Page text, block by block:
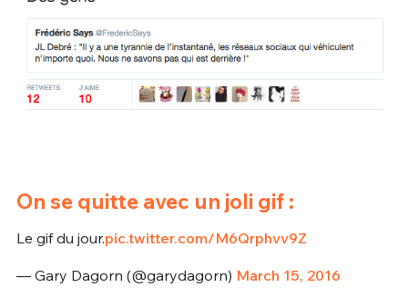
On se quitte avec un joli gif :
Le gif du jour.pic.twitter.com/M6Qrphvv9Z
— Gary Dagorn (@garydagorn) March 15, 2016